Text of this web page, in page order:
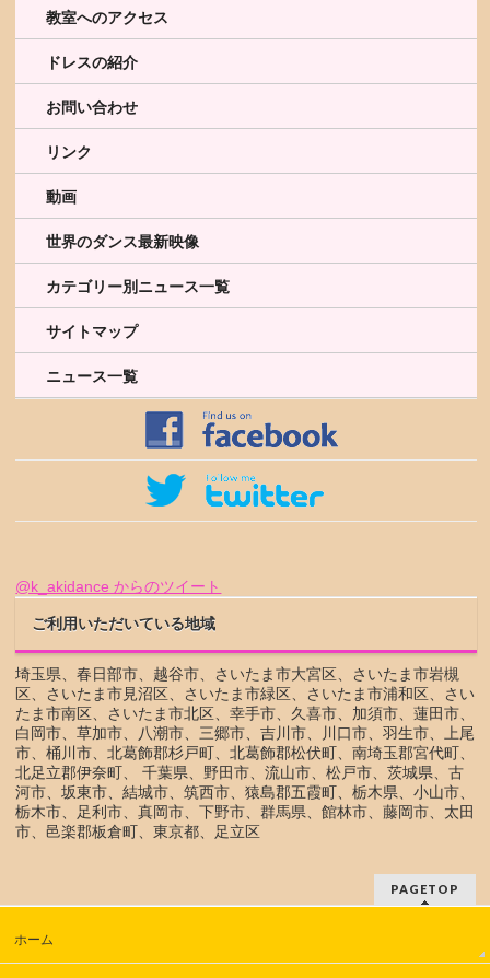
教室へのアクセス
ドレスの紹介
お問い合わせ
リンク
動画
世界のダンス最新映像
カテゴリー別ニュース一覧
サイトマップ
ニュース一覧
@k_akidance からのツイート
ご利用いただいている地域
埼玉県、春日部市、越谷市、さいたま市大宮区、さいたま市岩槻
区、さいたま市見沼区、さいたま市緑区、さいたま市浦和区、さい
たま市南区、さいたま市北区、幸手市、久喜市、加須市、蓮田市、
白岡市、草加市、八潮市、三郷市、吉川市、川口市、羽生市、上尾
市、桶川市、北葛飾郡杉戸町、北葛飾郡松伏町、南埼玉郡宮代町、
北足立郡伊奈町、 千葉県、野田市、流山市、松戸市、茨城県、古
河市、坂東市、結城市、筑西市、猿島郡五霞町、栃木県、小山市、
栃木市、足利市、真岡市、下野市、群馬県、館林市、藤岡市、太田
市、邑楽郡板倉町、東京都、足立区
PAGETOP
ホーム